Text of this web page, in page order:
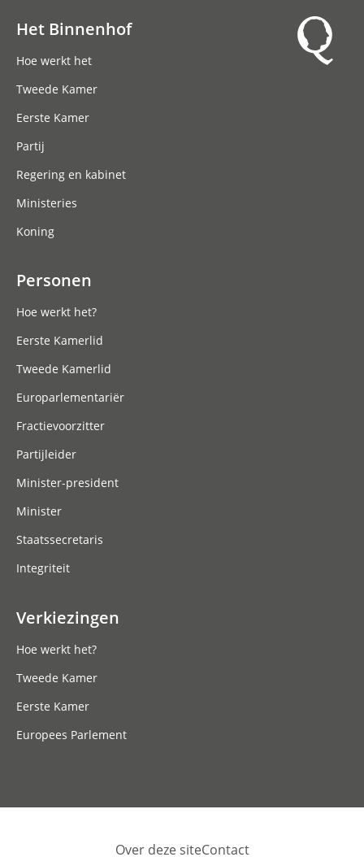
Het Binnenhof
Hoe werkt het
Tweede Kamer
Eerste Kamer
Partij
Regering en kabinet
Ministeries
Koning
Personen
Hoe werkt het?
Eerste Kamerlid
Tweede Kamerlid
Europarlementariër
Fractievoorzitter
Partijleider
Minister-president
Minister
Staatssecretaris
Integriteit
Verkiezingen
Hoe werkt het?
Tweede Kamer
Eerste Kamer
Europees Parlement
Over deze siteContact